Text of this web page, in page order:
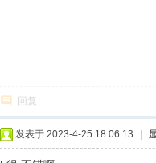
回复
发表于 2023-4-25 18:06:13